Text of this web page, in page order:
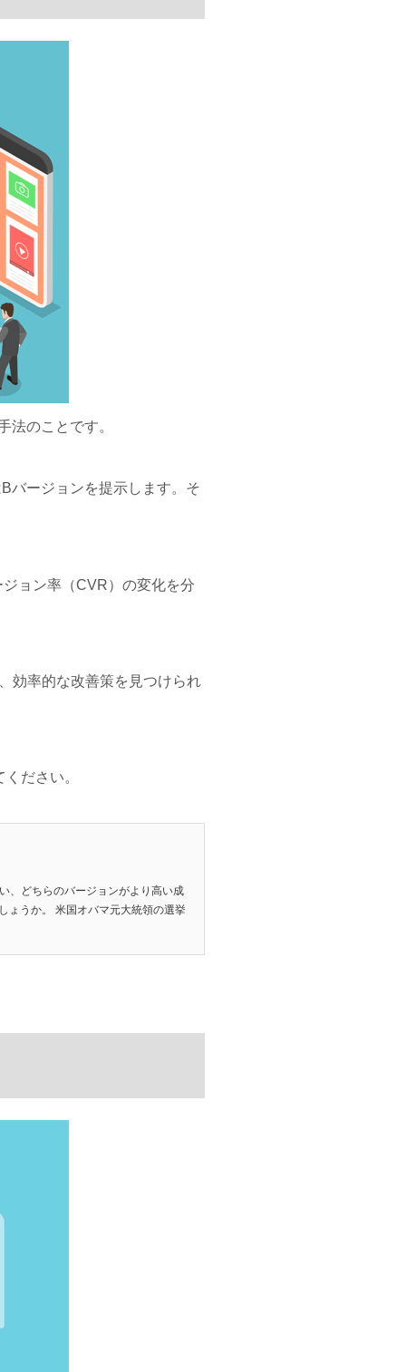
法のことです。
バージョンを提示します。そ
ョン率（CVR）の変化を分
効率的な改善策を見つけられ
ださい。
、どちらのバージョンがより高い成
ょうか。 米国オバマ元大統領の選挙